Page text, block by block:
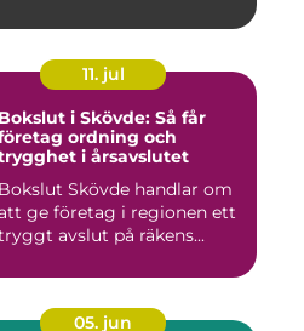
11. jul
Bokslut i Skövde: Så får
ordning och
i årsavslutet
Bokslut Skövde handlar om
ge företag i regionen ett
avslut på räkens...
05. jun